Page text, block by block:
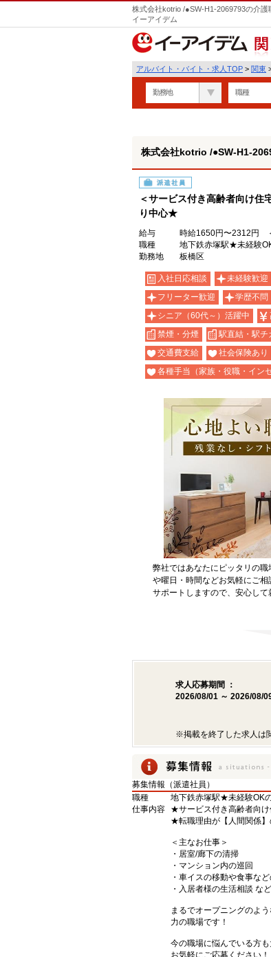
株式会社kotrio /●SW-H1-2069793の介
イーアイデム
関東
アルバイト・バイト・求人TOP > 関東
勤務地 職種
株式会社kotrio /●SW-H1-
派遣社員
＜サービス付き高齢者向け住
り中心★
給与
時給1650円〜2312円
職種
地下鉄赤塚駅★未経験
勤務地
板橋区
入社日応相談 未経験歓迎
フリーター歓迎
学歴不問
シニア（60代～）活躍中
禁煙・分煙
駅直結・駅チ
交通費支給
社会保険あり
各種手当（家族・役職・イン
弊社ではあなたにピッタリの
や曜日・時間などお気軽にご
サポートしますので、安心して
求人応募期間 ：
2026/08/01 ～ 2026/08/
※掲載を終了した求人は
募集情報（派遣社員）
職種
地下鉄赤塚駅★未経験OK
仕事内容
★サービス付き高齢者向け
★転職理由が【人間関係】
＜主なお仕事＞
・居室/廊下の清掃
・マンション内の巡回
・車イスの移動や食事な
・入居者様の生活相談 など
まるでオープニングのよ
力の職場です！
今の職場に悩んでいる方
お気軽にご応募ください！